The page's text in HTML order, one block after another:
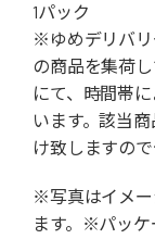
1パック
※ゆめデリバリ
の商品を集荷
にて、時間帯
います。該当
け致しますの
※写真はイメー
ます。※パッケ